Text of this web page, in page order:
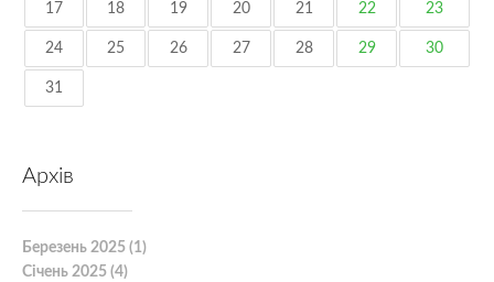
17 18 19 20 21 22 23
24 25 26 27 28 29 30
31
Архів
Березень 2025 (1)
Січень 2025 (4)